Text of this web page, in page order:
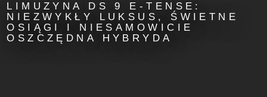
LIMUZYNA DS 9 E-TENSE:
NIEZWYKŁY LUKSUS, ŚWIETNE
OSIĄGI I NIESAMOWICIE
OSZCZĘDNA HYBRYDA